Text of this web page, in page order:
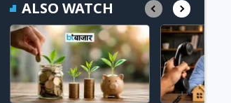
ALSO WATCH